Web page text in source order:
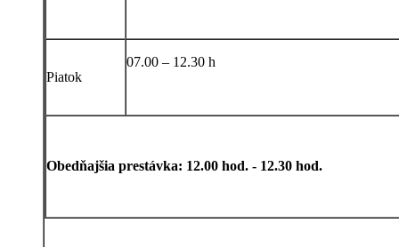
Piatok
07.00 – 12.30 h
Obedňajšia prestávka: 12.00 hod. - 12.30 hod.